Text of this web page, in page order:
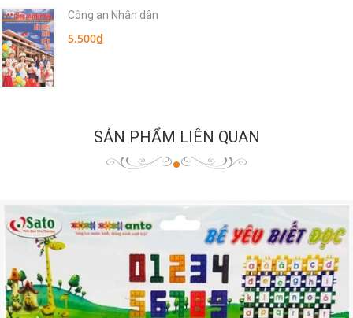
Công an Nhân dân
5.500₫
SẢN PHẨM LIÊN QUAN